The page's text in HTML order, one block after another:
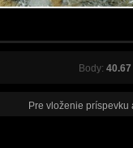
Body: 40.67
Pre vloženie